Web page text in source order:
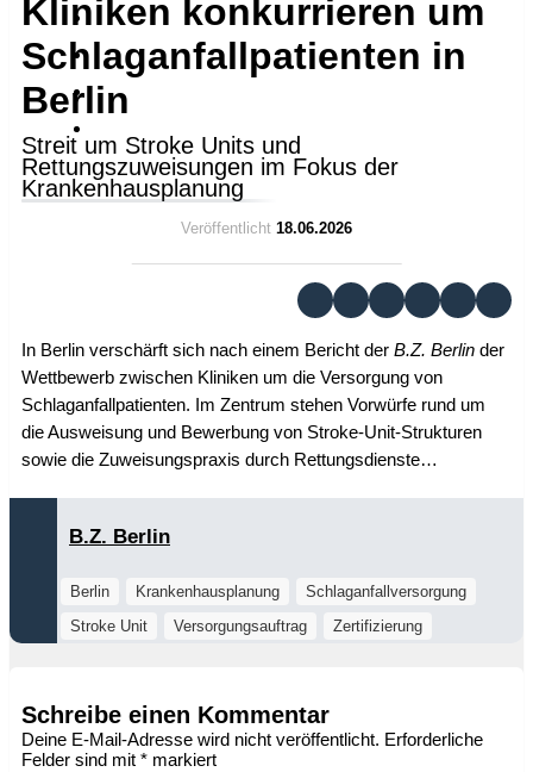
Kliniken konkurrieren um
Schlaganfallpatienten in
Berlin
Streit um Stroke Units und
Rettungszuweisungen im Fokus der
Krankenhausplanung
Veröffentlicht 18.06.2026
In Berlin verschärft sich nach einem Bericht der B.Z. Berlin der
Wettbewerb zwischen Kliniken um die Versorgung von
Schlaganfallpatienten. Im Zentrum stehen Vorwürfe rund um
die Ausweisung und Bewerbung von Stroke-Unit-Strukturen
sowie die Zuweisungspraxis durch Rettungsdienste…
B.Z. Berlin
Berlin Krankenhausplanung
Schlaganfallversorgung
Stroke Unit
Versorgungsauftrag Zertifizierung
Schreibe einen Kommentar
Deine E-Mail-Adresse wird nicht veröffentlicht. Erforderliche
Felder sind mit * markiert